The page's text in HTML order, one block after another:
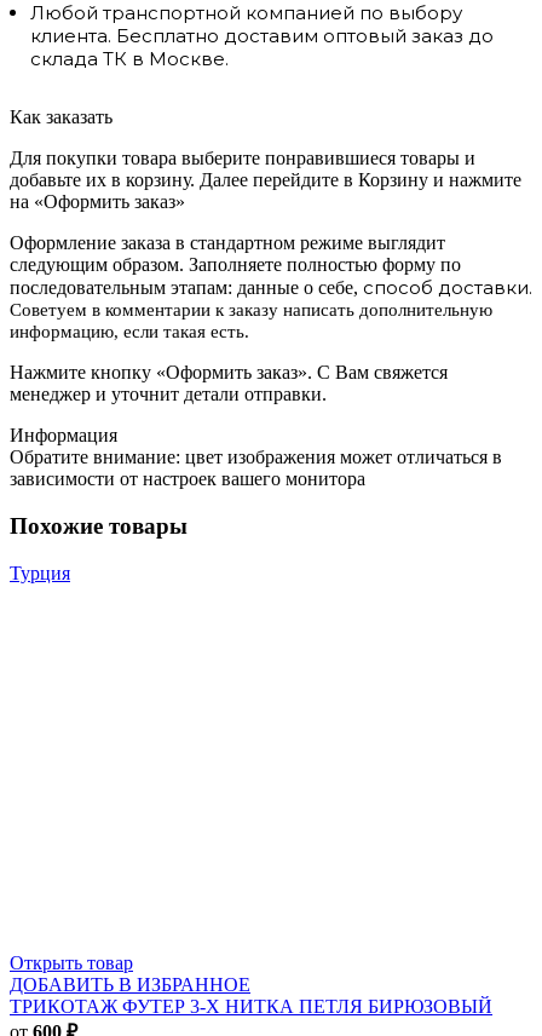
Любой транспортной компанией по выбору
клиента. Бесплатно доставим оптовый заказ до
склада ТК в Москве.
Как заказать
Для покупки товара выберите понравившиеся товары и
добавьте их в корзину. Далее перейдите в Корзину и нажмите
на «Оформить заказ»
Оформление заказа в стандартном режиме выглядит
следующим образом. Заполняете полностью форму по
последовательным этапам: данные о себе, способ доставки.
Советуем в комментарии к заказу написать дополнительную
информацию, если такая есть.
Нажмите кнопку «Оформить заказ». С Вам свяжется
менеджер и уточнит детали отправки.
Информация
Обратите внимание: цвет изображения может отличаться в
зависимости от настроек вашего монитора
Похожие товары
Турция
Открыть товар
ДОБАВИТЬ В ИЗБРАННОЕ
ТРИКОТАЖ ФУТЕР 3-Х НИТКА ПЕТЛЯ БИРЮЗОВЫЙ
от 600 ₽